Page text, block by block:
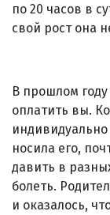
по 20 часов в
свой рост она
В прошлом году
оплатить вы.
носила его,
давить в
болеть.
и оказалось,